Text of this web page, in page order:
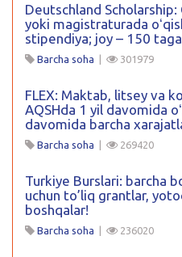
Deutschland
yoki magistraturada
stipendiya; joy – 150
Barcha soha | 301979
FLEX: Maktab, litsey va
AQSHda 1 yil davomida
davomida barcha
Barcha soha | 269420
Turkiye Burslari: barcha
uchun to’liq grantlar,
boshqalar!
Barcha soha | 236020